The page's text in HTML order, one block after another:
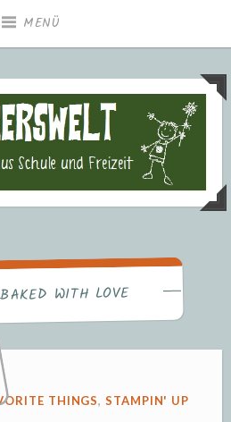
MENÜ
Kreatives aus
und Schule
BAKED WITH LOVE
THINGS,STAMPIN' UP